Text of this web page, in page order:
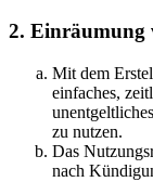
2. Einräumung
Mit dem
einfaches,
zu nutzen.
Das
nach